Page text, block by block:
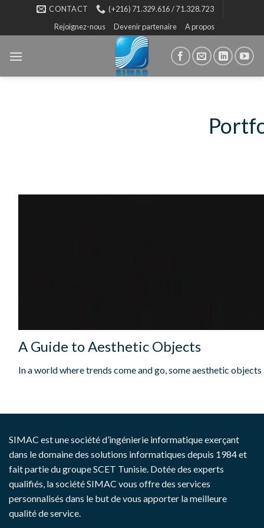
content
CONTACT
(+216) 71.329.616 / 71.328.723
Rejoignez-nous
Devenir partenaire A propos
A Guide to Aesthetic Objects
In a world where trends come and go, some aesthetic objects
SIMAC est une société d’ingénierie informatique exerçant
dans le domaine des solutions informatiques depuis 1984 et
fait partie du groupe SCET Tunisie. Dotée des experts
qualifiés, la société SIMAC vous offre des services
personnalisés dans le but de vous apporter la meilleure
qualité de service.